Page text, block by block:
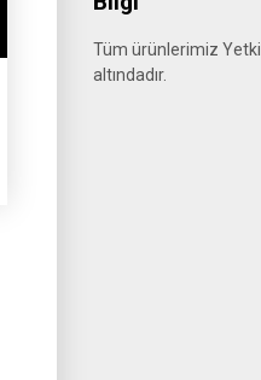
Tüm ürünlerimiz
altındadır.